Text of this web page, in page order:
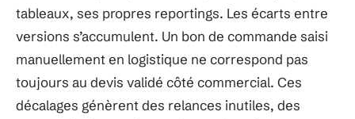
tableaux, ses propres reportings. Les écarts entre
versions s’accumulent. Un bon de commande saisi
manuellement en logistique ne correspond pas
toujours au devis validé côté commercial. Ces
décalages génèrent des relances inutiles, des